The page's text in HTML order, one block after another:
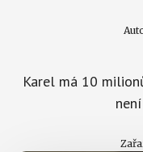
Karel má 10